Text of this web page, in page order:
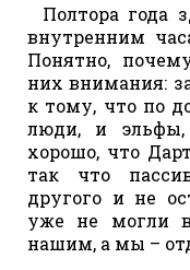
Полтора года
внутренним
Понятно,
них внимания:
к тому, что по
люди, и эльфы,
хорошо, что
так что
другого и не
уже не могли
нашим, а мы –